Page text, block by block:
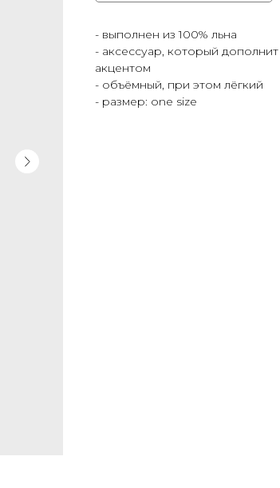
- выполнен из 100% льна
- аксессуар, который
акцентом
- объёмный, при этом лёгкий
- размер: one size